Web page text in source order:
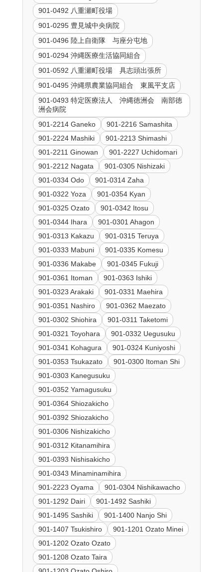
901-0492 八重瀬町役場
901-0295 豊見城中央病院
901-0496 陸上自衛隊 与座分屯地
901-0294 沖縄医療生活協同組合
901-0592 八重瀬町役場 具志頭出張所
901-0495 沖縄県農業協同組合 東風平支店
901-0493 特定医療法人 沖縄徳洲会 南部徳
洲会病院
901-2214 Ganeko
901-2216 Samashita
901-2224 Mashiki
901-2213 Shimashi
901-2211 Ginowan
901-2227 Uchidomari
901-2212 Nagata
901-0305 Nishizaki
901-0334 Odo
901-0314 Zaha
901-0322 Yoza
901-0354 Kyan
901-0325 Ozato
901-0342 Itosu
901-0344 Ihara
901-0301 Ahagon
901-0313 Kakazu
901-0315 Teruya
901-0333 Mabuni
901-0335 Komesu
901-0336 Makabe
901-0345 Fukuji
901-0361 Itoman
901-0363 Ishiki
901-0323 Arakaki
901-0331 Maehira
901-0351 Nashiro
901-0362 Maezato
901-0302 Shiohira
901-0311 Taketomi
901-0321 Toyohara
901-0332 Uegusuku
901-0341 Kohagura
901-0324 Kuniyoshi
901-0353 Tsukazato
901-0300 Itoman Shi
901-0303 Kanegusuku
901-0352 Yamagusuku
901-0364 Shiozakicho
901-0392 Shiozakicho
901-0306 Nishizakicho
901-0312 Kitanamihira
901-0393 Nishisakicho
901-0343 Minaminamihira
901-2223 Oyama
901-0304 Nishikawacho
901-1292 Dairi
901-1492 Sashiki
901-1495 Sashiki
901-1400 Nanjo Shi
901-1407 Tsukishiro
901-1201 Ozato Minei
901-1202 Ozato Ozato
901-1208 Ozato Taira